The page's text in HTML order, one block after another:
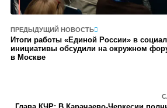
ПРЕДЫДУЩИЙ НОВОСТЬ
Итоги работы «Единой России» в
инициативы обсудили на окружном
в Москве